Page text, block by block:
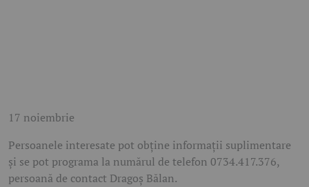
17 noiembrie
Persoanele interesate pot obține informații suplimentare
și se pot programa la numărul de telefon 0734.417.376,
persoană de contact Dragoș Bălan.